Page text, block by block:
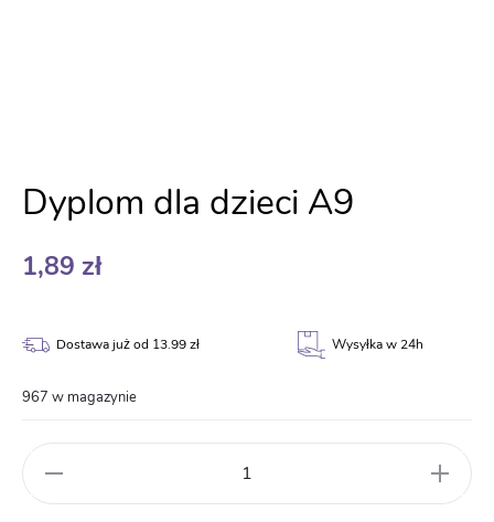
Dyplom dla dzieci A9
1,89 zł
Dostawa już od 13.99 zł Wysyłka w 24h
967 w magazynie
dla